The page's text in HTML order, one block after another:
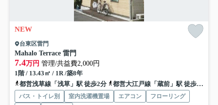
NEW
台東区雷門
Mahalo Terrace 雷門
7.4万円 管理/共益費2,000円
1階 / 13.43㎡ / 1R /築8年
都営浅草線「浅草」駅 徒歩2分
都営大江戸線「蔵前」駅 徒歩9分
バス・トイレ別 室内洗濯機置場 エアコン
フローリング